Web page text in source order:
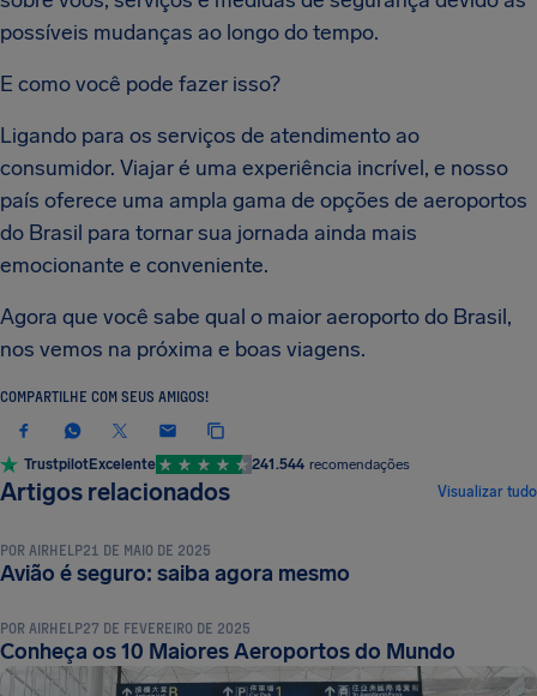
possíveis mudanças ao longo do tempo.
E como você pode fazer isso?
Ligando para os serviços de atendimento ao
consumidor. Viajar é uma experiência incrível, e nosso
país oferece uma ampla gama de opções de aeroportos
do Brasil para tornar sua jornada ainda mais
emocionante e conveniente.
Agora que você sabe qual o maior aeroporto do Brasil,
nos vemos na próxima e boas viagens.
COMPARTILHE COM SEUS AMIGOS!
TrustpilotExcelente 241.544 recomendações
Artigos relacionados Visualizar tudo
TERMINOLOGIA DE VOO E LOGÍSTICA
POR AIRHELP21 DE MAIO DE 2025
Avião é seguro: saiba agora mesmo
TERMINOLOGIA DE VOO E LOGÍSTICA
POR AIRHELP27 DE FEVEREIRO DE 2025
Conheça os 10 Maiores Aeroportos do Mundo